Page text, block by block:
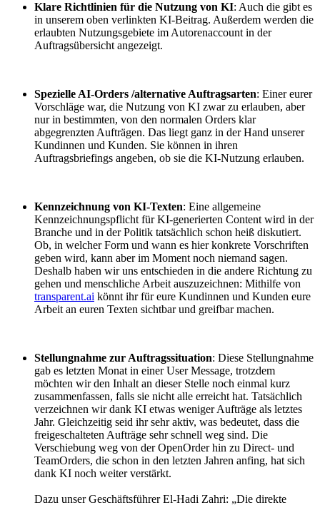
Klare Richtlinien für die Nutzung von KI: Auch die gibt es
in unserem oben verlinkten KI-Beitrag. Außerdem werden die
erlaubten Nutzungsgebiete im Autorenaccount in der
Auftragsübersicht angezeigt.
Spezielle AI-Orders /alternative Auftragsarten: Einer eurer
Vorschläge war, die Nutzung von KI zwar zu erlauben, aber
nur in bestimmten, von den normalen Orders klar
abgegrenzten Aufträgen. Das liegt ganz in der Hand unserer
Kundinnen und Kunden. Sie können in ihren
Auftragsbriefings angeben, ob sie die KI-Nutzung erlauben.
Kennzeichnung von KI-Texten: Eine allgemeine
Kennzeichnungspflicht für KI-generierten Content wird in der
Branche und in der Politik tatsächlich schon heiß diskutiert.
Ob, in welcher Form und wann es hier konkrete Vorschriften
geben wird, kann aber im Moment noch niemand sagen.
Deshalb haben wir uns entschieden in die andere Richtung zu
gehen und menschliche Arbeit auszuzeichnen: Mithilfe von
transparent.ai könnt ihr für eure Kundinnen und Kunden eure
Arbeit an euren Texten sichtbar und greifbar machen.
Stellungnahme zur Auftragssituation: Diese Stellungnahme
gab es letzten Monat in einer User Message, trotzdem
möchten wir den Inhalt an dieser Stelle noch einmal kurz
zusammenfassen, falls sie nicht alle erreicht hat. Tatsächlich
verzeichnen wir dank KI etwas weniger Aufträge als letztes
Jahr. Gleichzeitig seid ihr sehr aktiv, was bedeutet, dass die
freigeschalteten Aufträge sehr schnell weg sind. Die
Verschiebung weg von der OpenOrder hin zu Direct- und
TeamOrders, die schon in den letzten Jahren anfing, hat sich
dank KI noch weiter verstärkt.
Dazu unser Geschäftsführer El-Hadi Zahri: „Die direkte